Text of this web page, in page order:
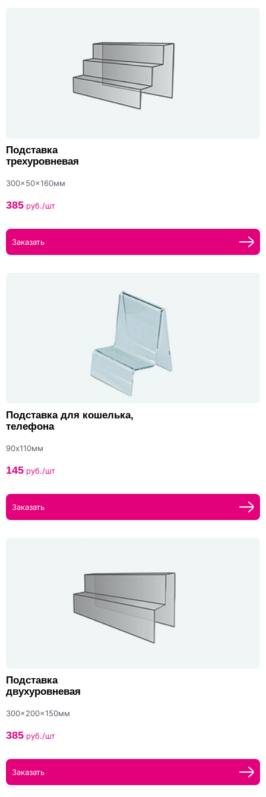
Подставка
трехуровневая
300x50x160мм
385 руб./шт
Заказать
Подставка для кошелька,
телефона
90х110мм
145 руб./шт
Заказать
Подставка
двухуровневая
300x200x150мм
385 руб./шт
Заказать